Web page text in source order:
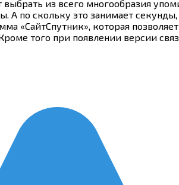
из всего многообразия
по скольку это занимает
«СайтСпутник», которая
того при появлении версии